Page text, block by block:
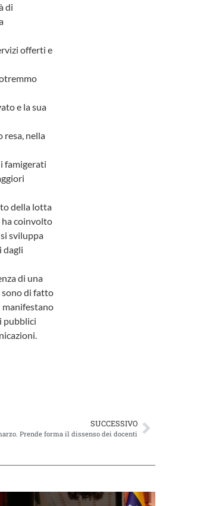
di
offerti e
e la sua
resa, nella
famigerati
della lotta
ha coinvolto
sviluppa
dagli
di una
sono di fatto
manifestano
pubblici
SUCCESSIVO
Prende forma il dissenso dei docenti